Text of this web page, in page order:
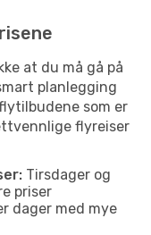
at du må gå på
planlegging
som er
flyreiser
Tirsdager og
priser
dager med mye